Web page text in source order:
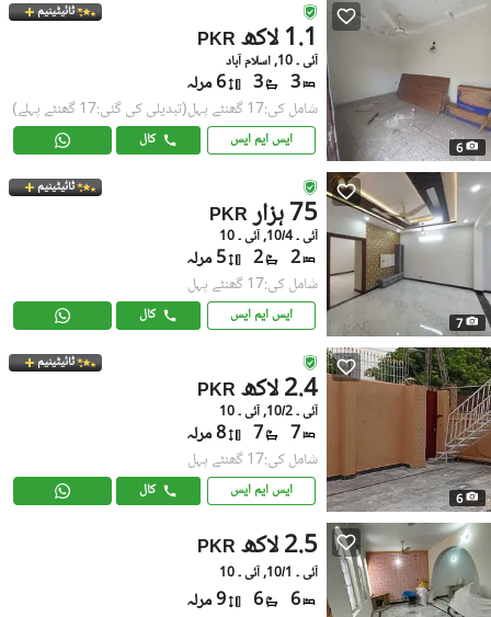
6
ٹائیٹینیم
PKR 1.1 لاکھ
آئی ۔ 10, اسلام آباد
3
3 6 مرلہ
شامل کی:17 گھنٹے پہل (تبدیلی کی گئی:17 گھنٹے پہلے)
ایس ایم ایس کال
7
ٹائیٹینیم
PKR 75 ہزار
آئی ۔ 10/4, آئی ۔ 10
2
2 5 مرلہ
شامل کی:17 گھنٹے پہل
ایس ایم ایس کال
6
ٹائیٹینیم
PKR 2.4 لاکھ
آئی ۔ 10/2, آئی ۔ 10
7
7 8 مرلہ
شامل کی:17 گھنٹے پہل
ایس ایم ایس کال
PKR 2.5 لاکھ
آئی ۔ 10/1, آئی ۔ 10
6
6 9 مرلہ